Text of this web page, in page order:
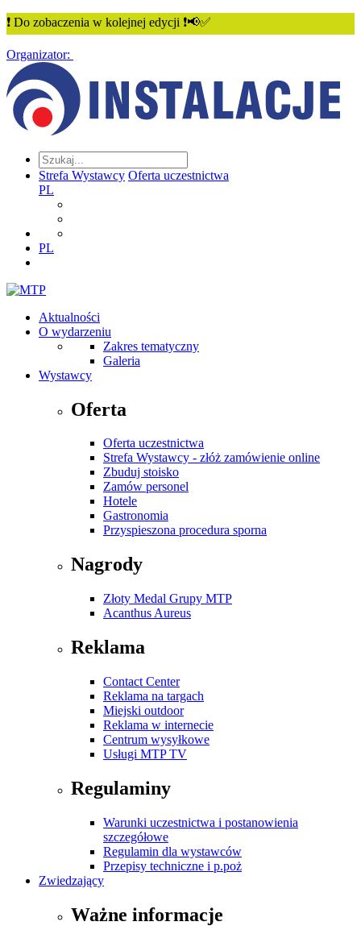
❗ Do zobaczenia w kolejnej edycji ❗📢✅
Organizator:
Strefa Wystawcy Oferta uczestnictwa
PL
PL
Aktualności
O wydarzeniu
Zakres tematyczny
Galeria
Wystawcy
Oferta
Oferta uczestnictwa
Strefa Wystawcy - złóż zamówienie online
Zbuduj stoisko
Zamów personel
Hotele
Gastronomia
Przyspieszona procedura sporna
Nagrody
Złoty Medal Grupy MTP
Acanthus Aureus
Reklama
Contact Center
Reklama na targach
Miejski outdoor
Reklama w internecie
Centrum wysyłkowe
Usługi MTP TV
Regulaminy
Warunki uczestnictwa i postanowienia
szczegółowe
Regulamin dla wystawców
Przepisy techniczne i p.poż
Zwiedzający
Ważne informacje